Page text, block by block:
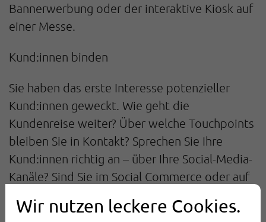
Wir nutzen leckere Cookies.
Bannerwerbung oder der interaktive Kiosk auf
einer Messe.
Kund:innen binden
Sie haben das erste Interesse potenzieller
Kund:innen geweckt. Wie geht die
Kundenreise weiter? Über welche Touchpoints
bleiben Sie in Kontakt? Sprechen Sie Ihre
Kund:innen richtig an – über Ihre Social-Media-
Kanäle? Sind Sie im Social Commerce oder auf
und Aktionen in Geschäften sind wichtige